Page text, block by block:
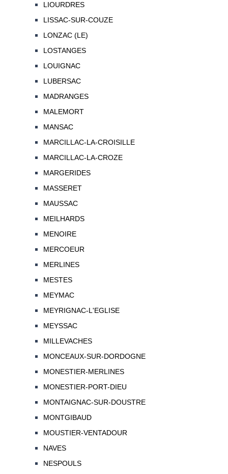
LIOURDRES
LISSAC-SUR-COUZE
LONZAC (LE)
LOSTANGES
LOUIGNAC
LUBERSAC
MADRANGES
MALEMORT
MANSAC
MARCILLAC-LA-CROISILLE
MARCILLAC-LA-CROZE
MARGERIDES
MASSERET
MAUSSAC
MEILHARDS
MENOIRE
MERCOEUR
MERLINES
MESTES
MEYMAC
MEYRIGNAC-L'EGLISE
MEYSSAC
MILLEVACHES
MONCEAUX-SUR-DORDOGNE
MONESTIER-MERLINES
MONESTIER-PORT-DIEU
MONTAIGNAC-SUR-DOUSTRE
MONTGIBAUD
MOUSTIER-VENTADOUR
NAVES
NESPOULS